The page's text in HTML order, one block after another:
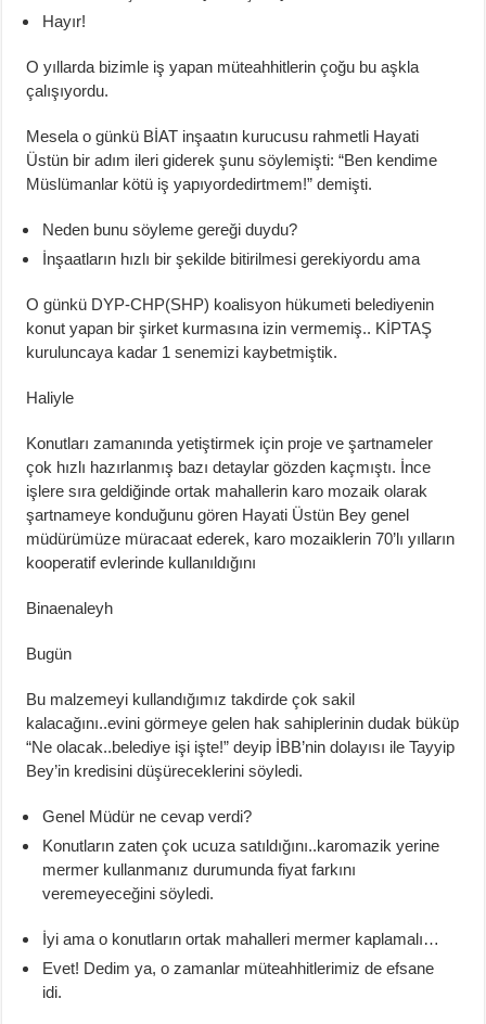
Hayır!
O yıllarda bizimle iş yapan müteahhitlerin çoğu bu aşkla
çalışıyordu.
Mesela o günkü BİAT inşaatın kurucusu rahmetli Hayati
Üstün bir adım ileri giderek şunu söylemişti: “Ben kendime
Müslümanlar kötü iş yapıyordedirtmem!” demişti.
Neden bunu söyleme gereği duydu?
İnşaatların hızlı bir şekilde bitirilmesi gerekiyordu ama
Ogünkü DYP-CHP(SHP) koalisyon hükumeti belediyenin
konut yapan bir şirket kurmasına izinvermemiş.. KİPTAŞ
kuruluncaya kadar 1 senemizi kaybetmiştik.
Haliyle
Konutları zamanında yetiştirmek için proje ve şartnameler
çok hızlı hazırlanmış bazı detaylar gözden kaçmıştı. İnce
işlere sıra geldiğinde ortak mahallerin karo mozaik olarak
şartnameye konduğunu gören Hayati Üstün Bey genel
müdürümüze müracaat ederek, karo mozaiklerin 70’lı yılların
kooperatif evlerinde kullanıldığını
Binaenaleyh
Bugün
Bu malzemeyi kullandığımız takdirde çok sakil
kalacağını..evini görmeye gelen hak sahiplerinin dudak büküp
“Neolacak..belediye işi işte!” deyip İBB’nin dolayısı ile Tayyip
Bey’in kredisini düşüreceklerini söyledi.
Genel Müdür ne cevap verdi?
Konutların zaten çok ucuzasatıldığını..karomazik yerine
mermer kullanmanız durumunda fiyat farkını
veremeyeceğini söyledi.
İyi ama o konutların ortak mahalleri mermer kaplamalı…
Evet! Dedim ya, o zamanlar müteahhitlerimiz de efsane
idi.